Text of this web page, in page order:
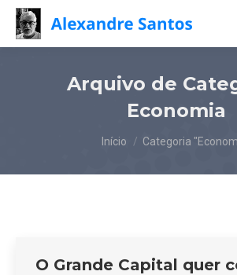
Arquivo de
Economia
Você está aqui:
Início Categoria
O Grande Capital quer